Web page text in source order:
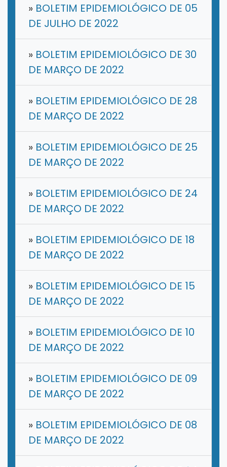
» BOLETIM EPIDEMIOLÓGICO DE 05
DE JULHO DE 2022
» BOLETIM EPIDEMIOLÓGICO DE 30
DE MARÇO DE 2022
» BOLETIM EPIDEMIOLÓGICO DE 28
DE MARÇO DE 2022
» BOLETIM EPIDEMIOLÓGICO DE 25
DE MARÇO DE 2022
» BOLETIM EPIDEMIOLÓGICO DE 24
DE MARÇO DE 2022
» BOLETIM EPIDEMIOLÓGICO DE 18
DE MARÇO DE 2022
» BOLETIM EPIDEMIOLÓGICO DE 15
DE MARÇO DE 2022
» BOLETIM EPIDEMIOLÓGICO DE 10
DE MARÇO DE 2022
» BOLETIM EPIDEMIOLÓGICO DE 09
DE MARÇO DE 2022
» BOLETIM EPIDEMIOLÓGICO DE 08
DE MARÇO DE 2022